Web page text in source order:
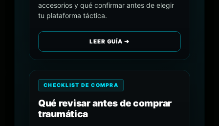
accesorios y qué confirmar antes de elegir
tu plataforma táctica.
LEER GUÍA ➔
CHECKLIST DE COMPRA
Qué revisar antes de comprar
traumática